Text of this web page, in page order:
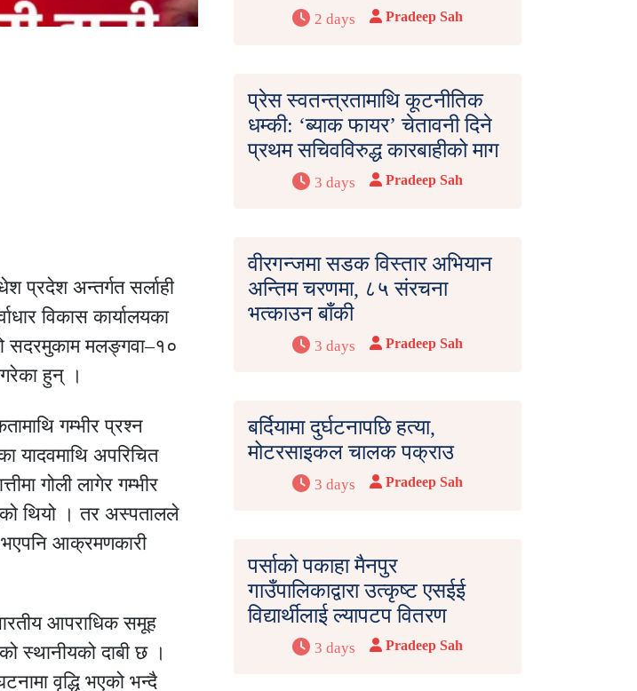
प्रदेश अन्तर्गत सर्लाही
विकास कार्यालयका
सदरमुकाम मलङ्गवा–१०
हुन् ।
गम्भीर प्रश्न
यादवमाथि अपरिचित
गोली लागेर गम्भीर
थियो । तर अस्पतालले
आक्रमणकारी
आपराधिक समूह
स्थानीयको दाबी छ ।
वृद्धि भएको भन्दै
2 days Pradeep Sah
प्रेस स्वतन्त्रतामाथि कूटनीतिक
धम्की: ‘ब्याक फायर’ चेतावनी दिने
प्रथम सचिवविरुद्ध कारबाहीको माग
3 days Pradeep Sah
वीरगन्जमा सडक विस्तार अभियान
अन्तिम चरणमा, ८५ संरचना
भत्काउन बाँकी
3 days Pradeep Sah
बर्दियामा दुर्घटनापछि हत्या,
मोटरसाइकल चालक पक्राउ
3 days Pradeep Sah
पर्साको पकाहा मैनपुर
गाउँपालिकाद्वारा उत्कृष्ट एसईई
विद्यार्थीलाई ल्यापटप वितरण
3 days Pradeep Sah